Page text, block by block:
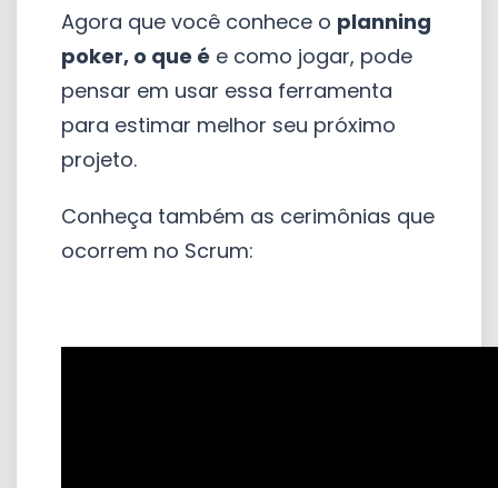
Agora que você conhece o planning
poker, o que é e como jogar, pode
pensar em usar essa ferramenta
para estimar melhor seu próximo
projeto.
Conheça também as cerimônias que
ocorrem no Scrum: